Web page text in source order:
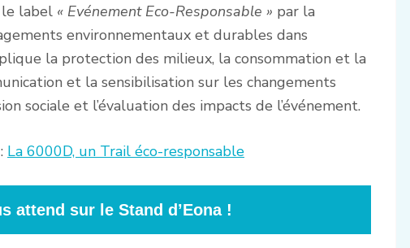
le label « Evénement Eco-Responsable » par la
environnementaux et durables dans
la protection des milieux, la consommation et la
et la sensibilisation sur les changements
sociale et l’évaluation des impacts de l’événement.
La 6000D, un Trail éco-responsable
attend sur le Stand d’Eona !